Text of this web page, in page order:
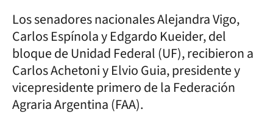
Los senadores nacionales Alejandra Vigo,
Carlos Espínola y Edgardo Kueider, del
bloque de Unidad Federal (UF), recibieron a
Carlos Achetoni y Elvio Guia, presidente y
vicepresidente primero de la Federación
Agraria Argentina (FAA).